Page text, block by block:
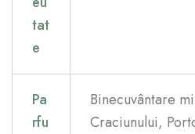
tat
e
Pa
rfu
Binecuvântare
Craciunului,